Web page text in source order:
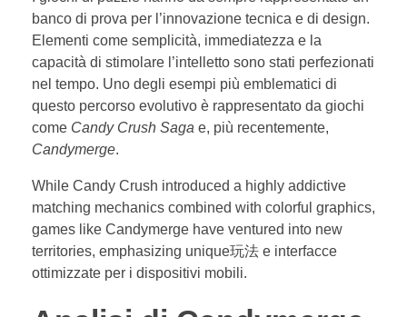
banco di prova per l’innovazione tecnica e di design.
Elementi come semplicità, immediatezza e la
capacità di stimolare l’intelletto sono stati perfezionati
nel tempo. Uno degli esempi più emblematici di
questo percorso evolutivo è rappresentato da giochi
come Candy Crush Saga e, più recentemente,
Candymerge.
While Candy Crush introduced a highly addictive
matching mechanics combined with colorful graphics,
games like Candymerge have ventured into new
territories, emphasizing unique玩法 e interfacce
ottimizzate per i dispositivi mobili.